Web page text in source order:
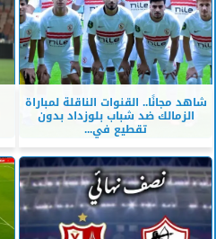
شاهد مجانًا.. القنوات الناقلة لمباراة
الزمالك ضد شباب بلوزداد بدون
تقطيع في...